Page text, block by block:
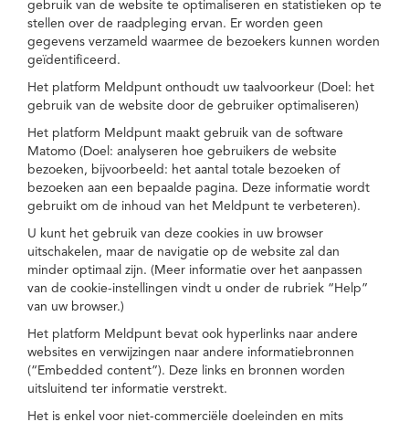
gebruik van de website te optimaliseren en statistieken op te
stellen over de raadpleging ervan. Er worden geen
gegevens verzameld waarmee de bezoekers kunnen worden
geïdentificeerd.
Het platform Meldpunt onthoudt uw taalvoorkeur (Doel: het
gebruik van de website door de gebruiker optimaliseren)
Het platform Meldpunt maakt gebruik van de software
Matomo (Doel: analyseren hoe gebruikers de website
bezoeken, bijvoorbeeld: het aantal totale bezoeken of
bezoeken aan een bepaalde pagina. Deze informatie wordt
gebruikt om de inhoud van het Meldpunt te verbeteren).
U kunt het gebruik van deze cookies in uw browser
uitschakelen, maar de navigatie op de website zal dan
minder optimaal zijn. (Meer informatie over het aanpassen
van de cookie-instellingen vindt u onder de rubriek “Help”
van uw browser.)
Het platform Meldpunt bevat ook hyperlinks naar andere
websites en verwijzingen naar andere informatiebronnen
(“Embedded content”). Deze links en bronnen worden
uitsluitend ter informatie verstrekt.
Het is enkel voor niet-commerciële doeleinden en mits